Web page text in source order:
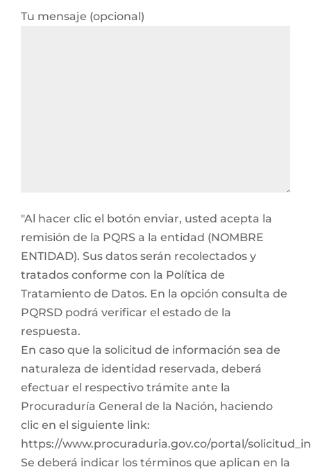
Tu mensaje (opcional)
"Al hacer clic el botón enviar, usted acepta la
remisión de la PQRS a la entidad (NOMBRE
ENTIDAD). Sus datos serán recolectados y
tratados conforme con la Política de
Tratamiento de Datos. En la opción consulta de
PQRSD podrá verificar el estado de la
respuesta.
En caso que la solicitud de información sea de
naturaleza de identidad reservada, deberá
efectuar el respectivo trámite ante la
Procuraduría General de la Nación, haciendo
clic en el siguiente link:
https://www.procuraduria.gov.co/portal/
Se deberá indicar los términos que aplican en la